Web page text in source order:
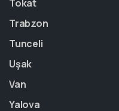
Tokat
Trabzon
Tunceli
Uşak
Van
Yalova